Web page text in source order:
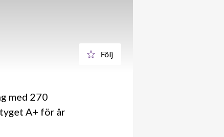
Följ
med 270
A+ för år